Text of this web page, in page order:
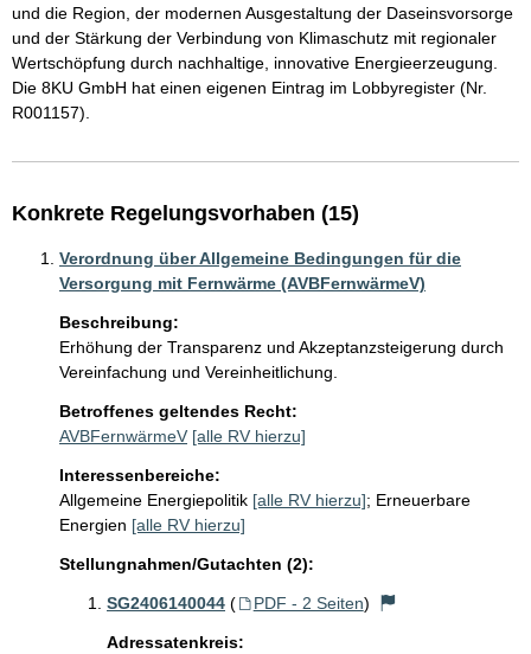
und die Region, der modernen Ausgestaltung der Daseinsvorsorge
und der Stärkung der Verbindung von Klimaschutz mit regionaler
Wertschöpfung durch nachhaltige, innovative Energieerzeugung.
Die 8KU GmbH hat einen eigenen Eintrag im Lobbyregister (Nr.
Konkrete Regelungsvorhaben (15)
Verordnung über Allgemeine Bedingungen für die
Versorgung mit Fernwärme (AVBFernwärmeV)
Beschreibung:
Erhöhung der Transparenz und Akzeptanzsteigerung durch
Vereinfachung und Vereinheitlichung.
Betroffenes geltendes Recht:
AVBFernwärmeV [alle RV hierzu]
Interessenbereiche:
Allgemeine Energiepolitik [alle RV hierzu]; Erneuerbare
Energien [alle RV hierzu]
Stellungnahmen/Gutachten (2):
SG2406140044 ( PDF - 2 Seiten)
Adressatenkreis: